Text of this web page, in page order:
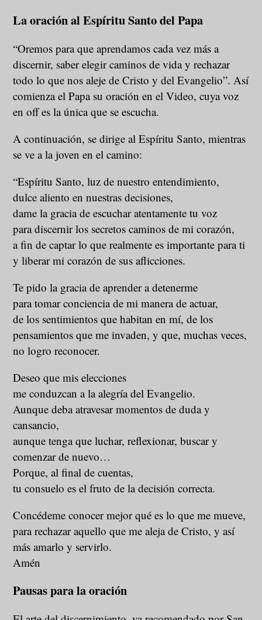
La oración al Espíritu Santo del Papa
“Oremos para que aprendamos cada vez más a
discernir, saber elegir caminos de vida y rechazar
todo lo que nos aleje de Cristo y del Evangelio”. Así
comienza el Papa su oración en el Video, cuya voz
en off es la única que se escucha.
A continuación, se dirige al Espíritu Santo, mientras
se ve a la joven en el camino:
“Espíritu Santo, luz de nuestro entendimiento,
dulce aliento en nuestras decisiones,
dame la gracia de escuchar atentamente tu voz
para discernir los secretos caminos de mi corazón,
a fin de captar lo que realmente es importante para ti
y liberar mi corazón de sus aflicciones.
Te pido la gracia de aprender a detenerme
para tomar conciencia de mi manera de actuar,
de los sentimientos que habitan en mí, de los
pensamientos que me invaden, y que, muchas veces,
no logro reconocer.
Deseo que mis elecciones
me conduzcan a la alegría del Evangelio.
Aunque deba atravesar momentos de duda y
cansancio,
aunque tenga que luchar, reflexionar, buscar y
comenzar de nuevo…
Porque, al final de cuentas,
tu consuelo es el fruto de la decisión correcta.
Concédeme conocer mejor qué es lo que me mueve,
para rechazar aquello que me aleja de Cristo, y así
más amarlo y servirlo.
Amén
Pausas para la oración